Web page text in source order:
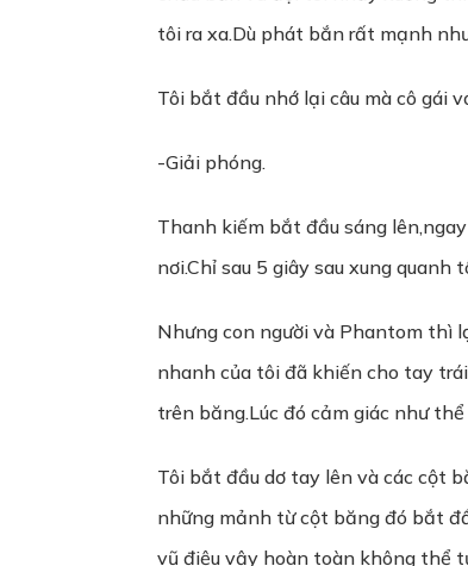
tôi ra xa.Dù phát bắn rất mạnh
Tôi bắt đầu nhớ lại câu mà cô gái
-Giải phóng.
Thanh kiếm bắt đầu sáng
nơi.Chỉ sau 5 giây sau xung
Nhưng con người và Phantom thì
nhanh của tôi đã khiến cho tay
trên băng.Lúc đó cảm giác như
Tôi bắt đầu dơ tay lên và các cột
những mảnh từ cột băng đó bắt
vũ điệu vậy hoàn toàn không thể